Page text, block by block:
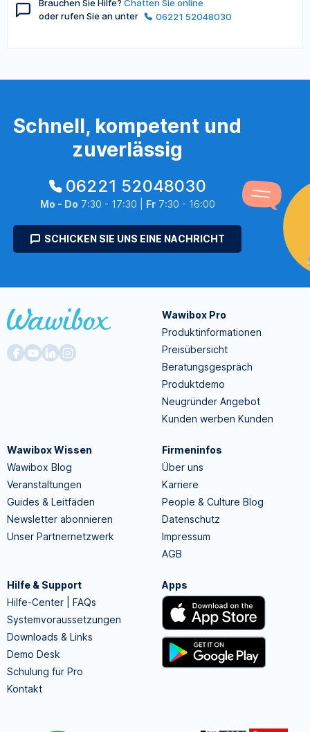
Brauchen Sie Hilfe? Chatten Sie online
oder rufen Sie an unter
06221 52048030
Schnell, kompetent und
zuverlässig
06221 52048030
Mo - Do 7:30 - 17:30 | Fr7:30 - 16:00
SCHICKEN SIE UNS EINE NACHRICHT
Wawibox Pro
Produktinformationen
Preisübersicht
Beratungsgespräch
Produktdemo
Neugründer Angebot
Kunden werben Kunden
Wawibox Wissen
Wawibox Blog
Veranstaltungen
Guides & Leitfäden
Newsletter abonnieren
Unser Partnernetzwerk
Firmeninfos
Über uns
Karriere
People & Culture Blog
Datenschutz
Impressum
AGB
Hilfe & Support
Hilfe-Center | FAQs
Systemvoraussetzungen
Downloads & Links
Demo Desk
Schulung für Pro
Kontakt
Apps